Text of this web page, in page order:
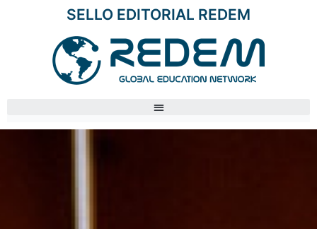
SELLO EDITORIAL REDEM